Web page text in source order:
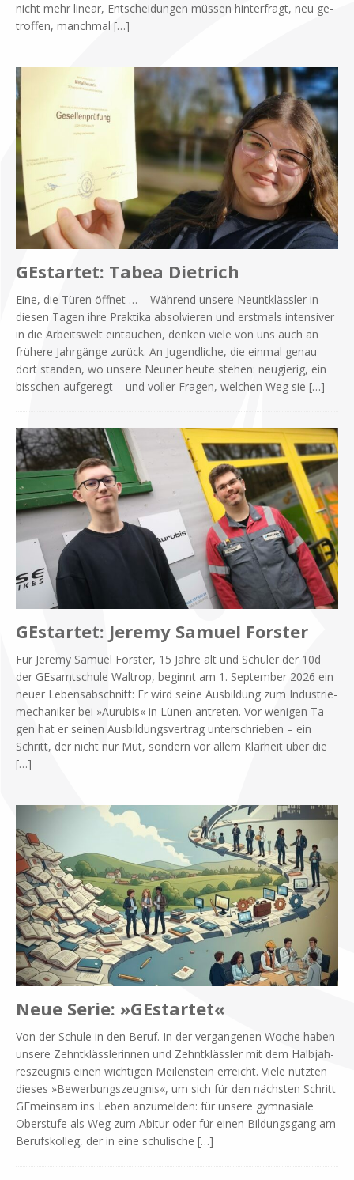
nicht mehr li­ne­ar, Ent­schei­dun­gen müs­sen hin­ter­fragt, neu ge­
trof­fen, manch­mal […]
GEstartet: Tabea Dietrich
Eine, die Tü­ren öff­net … – Wäh­rend un­se­re Neunt­kläss­ler in
die­sen Ta­gen ihre Prak­ti­ka ab­sol­vie­ren und erst­mals in­ten­si­ver
in die Ar­beits­welt ein­tau­chen, den­ken vie­le von uns auch an
frü­he­re Jahr­gän­ge zu­rück. An Ju­gend­li­che, die ein­mal ge­nau
dort stan­den, wo un­se­re Neu­ner heu­te ste­hen: neu­gie­rig, ein
biss­chen auf­ge­regt – und vol­ler Fra­gen, wel­chen Weg sie […]
GEstartet: Jeremy Samuel Forster
Für Je­re­my Sa­mu­el For­ster, 15 Jah­re alt und Schü­ler der 10d
der GE­samt­schu­le Wal­trop, be­ginnt am 1. Sep­tem­ber 2026 ein
neu­er Le­bens­ab­schnitt: Er wird sei­ne Aus­bil­dung zum In­du­strie­
me­cha­ni­ker bei »Au­ru­bis« in Lü­nen an­tre­ten. Vor we­ni­gen Ta­
gen hat er sei­nen Aus­bil­dungs­ver­trag un­ter­schrie­ben – ein
Schritt, der nicht nur Mut, son­dern vor al­lem Klar­heit über die
[…]
Neue Serie: »GEstartet«
Von der Schu­le in den Be­ruf. In der ver­gan­ge­nen Wo­che ha­ben
un­se­re Zehnt­kläss­le­rin­nen und Zehnt­kläss­ler mit dem Halb­jah­
res­zeug­nis ei­nen wich­ti­gen Mei­len­stein er­reicht. Vie­le nutz­ten
die­ses »Be­wer­bungs­zeug­nis«, um sich für den näch­sten Schritt
GE­mein­sam ins Le­ben an­zu­mel­den: für un­se­re gym­na­sia­le
Ober­stu­fe als Weg zum Ab­itur oder für ei­nen Bil­dungs­gang am
Be­rufs­kol­leg, der in eine schu­li­sche […]